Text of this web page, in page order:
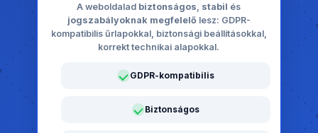
A weboldalad biztonságos stabil és
jogszabályoknak megfelelő lesz: GDPR-
kompatibilis űrlapokkal, biztonsági beállításokkal,
korrekt technikai alapokkal.
GDPR-kompatibilis
Biztonságos